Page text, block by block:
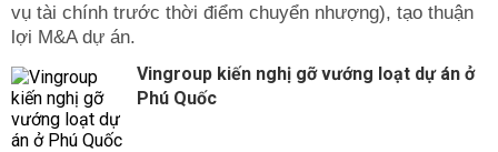
vụ tài chính trước thời điểm chuyển nhượng), tạo thuận
lợi M&A dự án.
Vingroup kiến nghị gỡ vướng loạt dự án ở
Phú Quốc